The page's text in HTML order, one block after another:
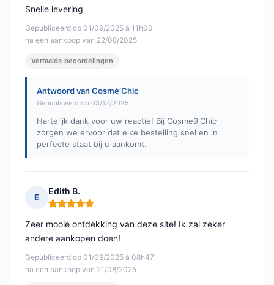
Gepubliceerd op 01/09/2025 à 11h00
na een aankoop van 22/08/2025
Snelle levering
Vertaalde beoordelingen
Antwoord van Cosmé’Chic
Gepubliceerd op 03/12/2025
Hartelijk dank voor uw reactie! Bij Cosme9'Chic
zorgen we ervoor dat elke bestelling snel en in
perfecte staat bij u aankomt.
E
Edith B.
Opmerking: 5 van 5
Gepubliceerd op 01/09/2025 à 08h47
na een aankoop van 21/08/2025
Zeer mooie ontdekking van deze site! Ik zal zeker
andere aankopen doen!